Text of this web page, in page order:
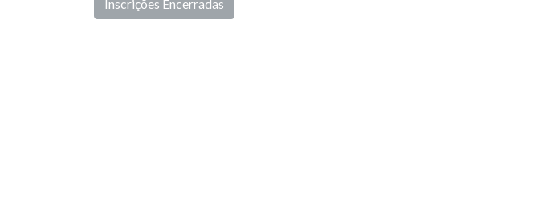
Inscrições Encerradas